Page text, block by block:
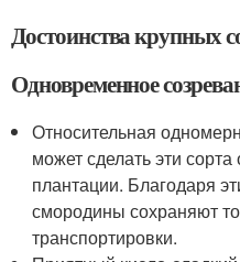
Достоинства крупных
Одновременное
Относительная
может сделать эти
плантации. Благодаря
смородины сохраняют
транспортировки.